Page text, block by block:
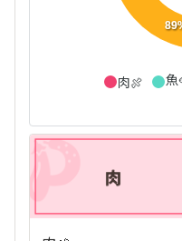
肉🍖